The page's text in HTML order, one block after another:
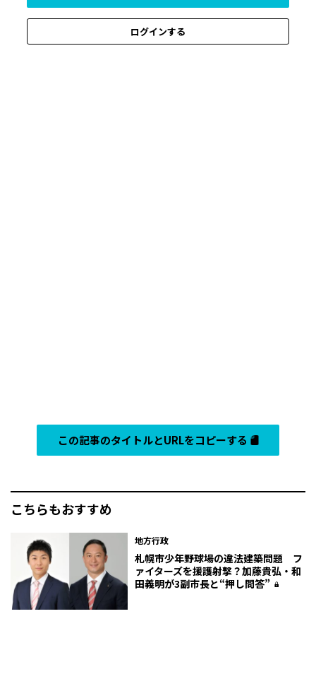
ログインする
この記事のタイトルとURLをコピーする
こちらもおすすめ
地方行政
札幌市少年野球場の違法建築問題 フ
ァイターズを援護射撃？加藤貴弘・和
田義明が3副市長と“押し問答”